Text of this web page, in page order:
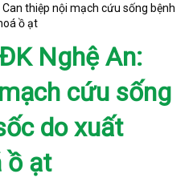
Can thiệp nội mạch cứu sống bệnh
ồ ạt
Nghệ An:
cứu sống
do xuất
ồ ạt